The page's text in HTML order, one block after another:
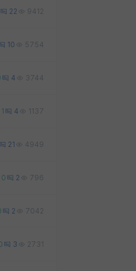
22 9412
10 5754
4 3744
1 4 1137
21 4949
0 2 796
2 7042
3 2731